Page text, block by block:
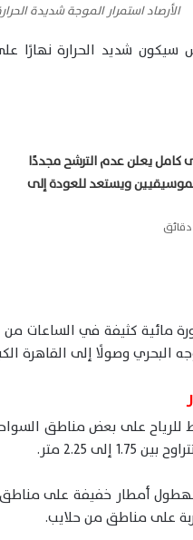
الأرصاد استمرار الموجة شديدة
شديد الحرارة نهارًا
يعلن عدم الترشح مجددًا
ويستعد للعودة إلى
مائية كثيفة في الساعات
البحري وصولًا إلى القاهرة
للرياح على بعض مناطق
إلى 2.25 متر.
أمطار خفيفة على مناطق
على مناطق من حلايب.